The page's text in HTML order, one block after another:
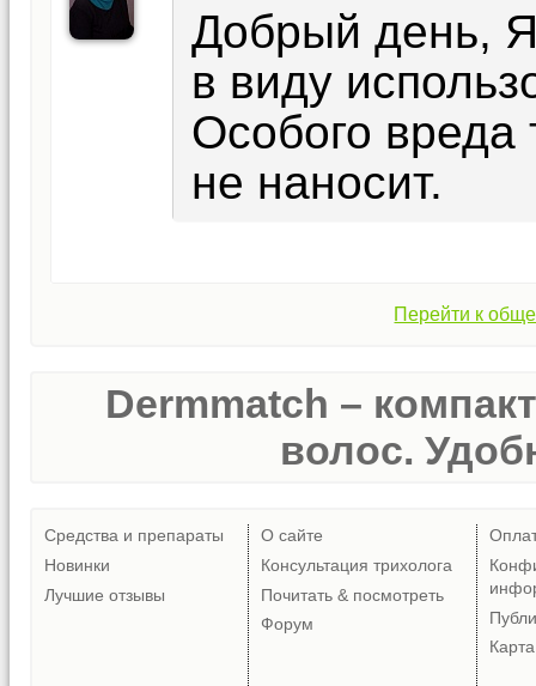
Добрый день,
в виду
Особого вреда
не наносит.
Перейти к
Dermmatch –
волос.
Средства и препараты
Новинки
Лучшие отзывы
О сайте
Консультация трихолога
Почитать & посмотреть
Форум